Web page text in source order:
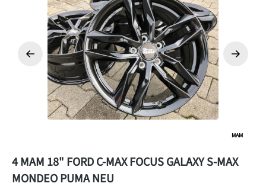
4 MAM 18" FORD C-MAX FOCUS GALAXY S-MAX
MONDEO PUMA NEU
MAM